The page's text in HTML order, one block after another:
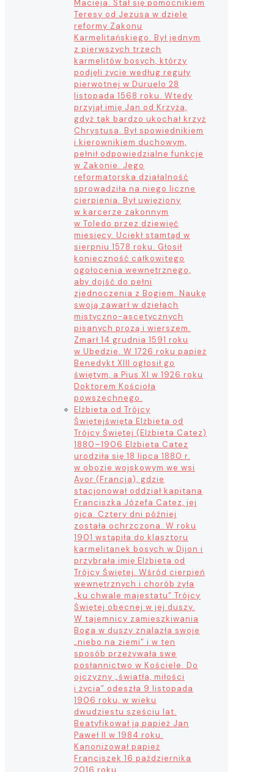
Macieja. Stał się pomocnikiem
Teresy od Jezusa w dziele
reformy Zakonu
Karmelitańskiego. Był jednym
z pierwszych trzech
karmelitów bosych, którzy
podjęli życie według reguły
pierwotnej w Duruelo 28
listopada 1568 roku. Wtedy
przyjął imię Jan od Krzyża,
gdyż tak bardzo ukochał krzyż
Chrystusa. Był spowiednikiem
i kierownikiem duchowym,
pełnił odpowiedzialne funkcje
w Zakonie. Jego
reformatorska działalność
sprowadziła na niego liczne
cierpienia. Był uwięziony
w karcerze zakonnym
w Toledo przez dziewięć
miesięcy. Uciekł stamtąd w
sierpniu 1578 roku. Głosił
konieczność całkowitego
ogołocenia wewnętrznego,
aby dojść do pełni
zjednoczenia z Bogiem. Naukę
swoją zawarł w dziełach
mistyczno-ascetycznych
pisanych prozą i wierszem.
Zmarł 14 grudnia 1591 roku
w Ubedzie. W 1726 roku papież
Benedykt XIII ogłosił go
świętym, a Pius XI w 1926 roku
Doktorem Kościoła
powszechnego.
Elżbieta od Trójcy
Świętejświęta Elżbieta od
Trójcy Świętej (Elżbieta Catez)
1880–1906 Elżbieta Catez
urodziła się 18 lipca 1880 r.
w obozie wojskowym we wsi
Avor (Francja), gdzie
stacjonował oddział kapitana
Franciszka Józefa Catez, jej
ojca. Cztery dni później
została ochrzczona. W roku
1901 wstąpiła do klasztoru
karmelitanek bosych w Dijon i
przybrała imię Elżbieta od
Trójcy Świętej. Wśród cierpień
wewnętrznych i chorób żyła
„ku chwale majestatu” Trójcy
Świętej obecnej w jej duszy.
W tajemnicy zamieszkiwania
Boga w duszy znalazła swoje
„niebo na ziemi” i w ten
sposób przeżywała swe
posłannictwo w Kościele. Do
ojczyzny „światła, miłości
i życia” odeszła 9 listopada
1906 roku, w wieku
dwudziestu sześciu lat.
Beatyfikował ją papież Jan
Paweł II w 1984 roku.
Kanonizował papież
Franciszek 16 października
2016 roku.